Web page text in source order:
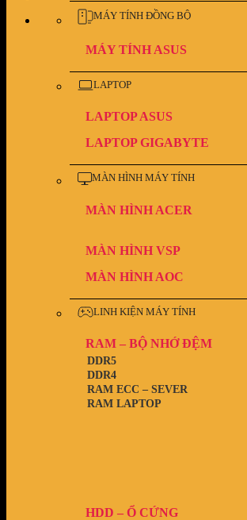
MÁY TÍNH ĐỒNG BỘ
MÁY TÍNH ASUS
LAPTOP
LAPTOP ASUS
LAPTOP GIGABYTE
MÀN HÌNH MÁY TÍNH
MÀN HÌNH ACER
MÀN HÌNH VSP
MÀN HÌNH AOC
LINH KIỆN MÁY TÍNH
RAM – BỘ NHỚ ĐỆM
RAM LAPTOP
RAM ECC – SEVER
DDR4
DDR5
HDD – Ổ CỨNG